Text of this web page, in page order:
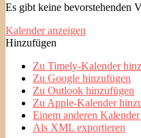
Es gibt keine bevorstehenden
Kalender anzeigen
Hinzufügen
Zu Timely-Kalender
Zu Google hinzufügen
Zu Outlook hinzufügen
Zu Apple-Kalender
Einem anderen
Als XML exportieren